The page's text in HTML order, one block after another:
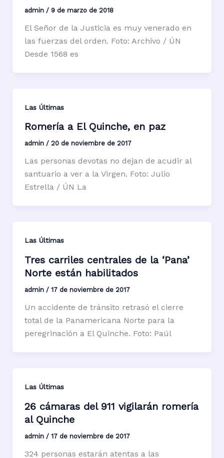
admin / 9 de marzo de 2018
El Señor de la Justicia es muy venerado en
las fuerzas del orden. Foto: Archivo / ÚN
Desde 1568 es
Las Últimas
Romería a El Quinche, en paz
admin / 20 de noviembre de 2017
Las personas devotas no dejan de acudir al
santuario a ver a la Virgen. Foto: Julio
Estrella / ÚN La
Las Últimas
Tres carriles centrales de la ‘Pana’
Norte están habilitados
admin / 17 de noviembre de 2017
Un accidente de tránsito retrasó el cierre
total de la Panamericana Norte para la
peregrinación a El Quinche. Foto: Paúl
Las Últimas
26 cámaras del 911 vigilarán romería
al Quinche
admin / 17 de noviembre de 2017
324 personas estarán atentas a las